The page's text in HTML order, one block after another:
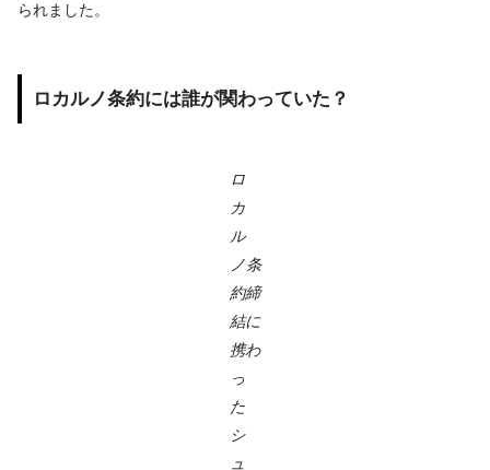
られました。
ロカルノ条約には誰が関わっていた？
ロ
カ
ル
ノ条
約締
結に
携わ
っ
た
シ
ュ